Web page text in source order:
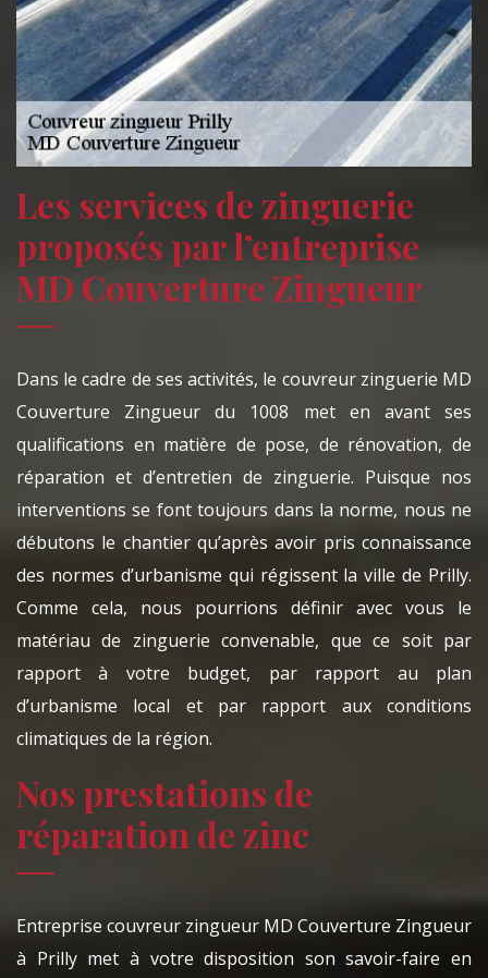
Les services de zinguerie
proposés par l’entreprise
MD Couverture Zingueur
Dans le cadre de ses activités, le couvreur zinguerie MD
Couverture Zingueur du 1008 met en avant ses
qualifications en matière de pose, de rénovation, de
réparation et d’entretien de zinguerie. Puisque nos
interventions se font toujours dans la norme, nous ne
débutons le chantier qu’après avoir pris connaissance
des normes d’urbanisme qui régissent la ville de Prilly.
Comme cela, nous pourrions définir avec vous le
matériau de zinguerie convenable, que ce soit par
rapport à votre budget, par rapport au plan
d’urbanisme local et par rapport aux conditions
climatiques de la région.
Nos prestations de
réparation de zinc
Entreprise couvreur zingueur MD Couverture Zingueur
à Prilly met à votre disposition son savoir-faire en